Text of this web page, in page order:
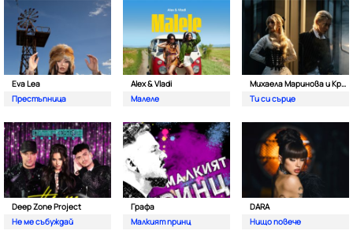
Eva Lea
Престъпница
Alex & Vladi
Малеле
Михаела Маринова и Кристиан Костов
Ти си сърце
Deep Zone Project
Не ме събуждай
Графа
Малкият принц
DARA
Нищо повече